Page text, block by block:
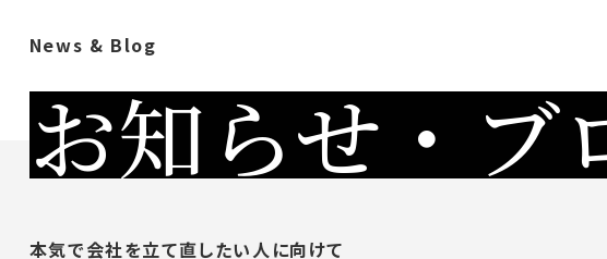
News & Blog
お知らせ・ブ
本気で会社を立て直したい人に向けて